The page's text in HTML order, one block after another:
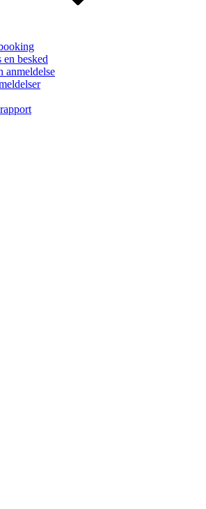
en besked
anmeldelse